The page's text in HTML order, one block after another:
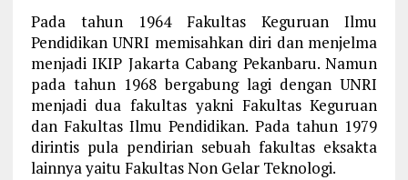
Pada tahun 1964 Fakultas Keguruan Ilmu
Pendidikan UNRI memisahkan diri dan menjelma
menjadi IKIP Jakarta Cabang Pekanbaru. Namun
pada tahun 1968 bergabung lagi dengan UNRI
menjadi dua fakultas yakni Fakultas Keguruan
dan Fakultas Ilmu Pendidikan. Pada tahun 1979
dirintis pula pendirian sebuah fakultas eksakta
lainnya yaitu Fakultas Non Gelar Teknologi.